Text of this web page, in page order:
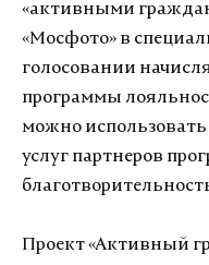
«активными
«Мосфото» в
голосовании
программы
можно
услуг партнеров
Проект «Активный